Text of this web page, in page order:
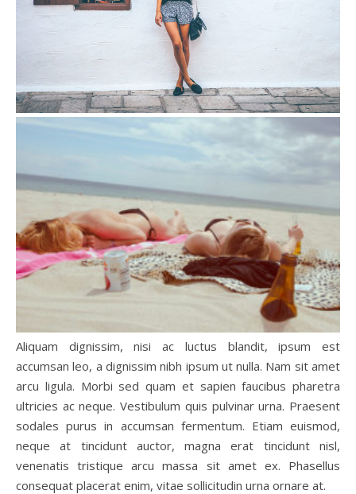
Aliquam dignissim, nisi ac luctus blandit, ipsum est
accumsan leo, a dignissim nibh ipsum ut nulla. Nam sit amet
arcu ligula. Morbi sed quam et sapien faucibus pharetra
ultricies ac neque. Vestibulum quis pulvinar urna. Praesent
sodales purus in accumsan fermentum. Etiam euismod,
neque at tincidunt auctor, magna erat tincidunt nisl,
venenatis tristique arcu massa sit amet ex. Phasellus
consequat placerat enim, vitae sollicitudin urna ornare at.